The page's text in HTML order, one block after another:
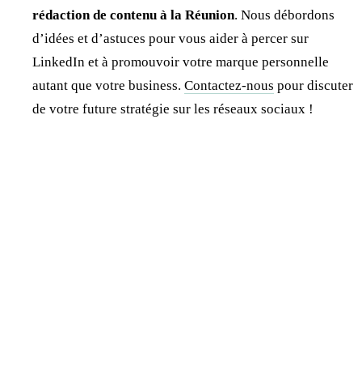
rédaction de contenu à la Réunion. Nous débordons
d’idées et d’astuces pour vous aider à percer sur
LinkedIn et à promouvoir votre marque personnelle
autant que votre business. Contactez-nous pour discuter
de votre future stratégie sur les réseaux sociaux !